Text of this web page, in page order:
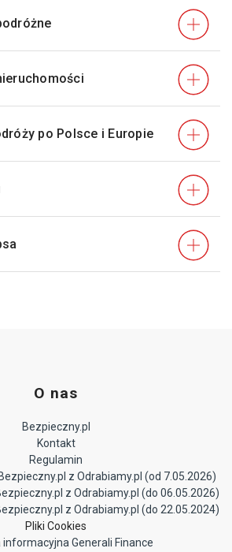
po Polsce i Europie
O nas
Bezpieczny.pl
Kontakt
Regulamin
z Odrabiamy.pl (od 7.05.2026)
z Odrabiamy.pl (do 06.05.2026)
z Odrabiamy.pl (do 22.05.2024)
Pliki Cookies
informacyjna Generali Finance